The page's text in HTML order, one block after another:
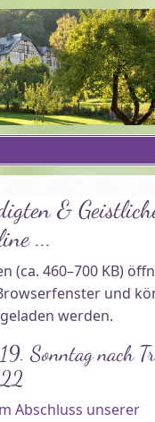
&
...
(ca. 460–700 KB)
und
werden.
Sonntag nach
Abschluss unserer